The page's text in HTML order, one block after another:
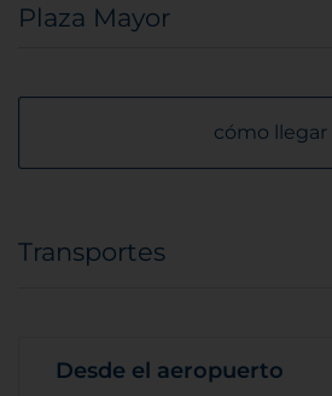
Plaza Mayor
cómo llegar
Transportes
Desde el aeropuerto